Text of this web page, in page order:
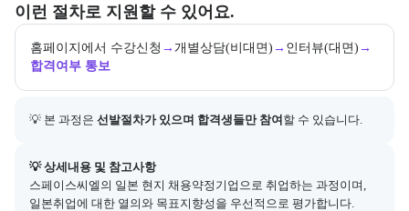
이런 절차로 지원할 수 있어요.
교육과정 지원 절차와 참여 조건, 상세 참고사항을 안내한다.
홈페이지에서 수강신청 → 개별상담(비대면) → 인터뷰(대면) →
합격여부 통보
💡 본 과정은 선발절차가 있으며 합격생들만 참여 할 수 있습니다.
💡 상세내용 및 참고사항
아래에는 지원 절차의 상세 설명 및 참고 링크가 포함된다.
스페이스씨엘의 일본 현지 채용약정기업으로 취업하는 과정이며,
일본취업에 대한 열의와 목표지향성을 우선적으로 평가합니다.